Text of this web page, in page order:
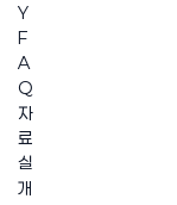
Y
F
A
Q
자
료
실
개